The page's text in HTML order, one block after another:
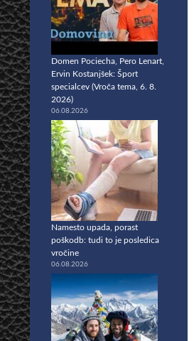
Domen Pociecha, Pero Lenart,
Ervin Kostanjšek: Šport
specialcev (Vroča tema, 6. 8.
2026)
06.08.2026
Namesto upada, porast
poškodb: tudi to je posledica
vročine
06.08.2026